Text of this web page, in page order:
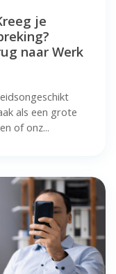
je
naar Werk
als een grote
of onz...